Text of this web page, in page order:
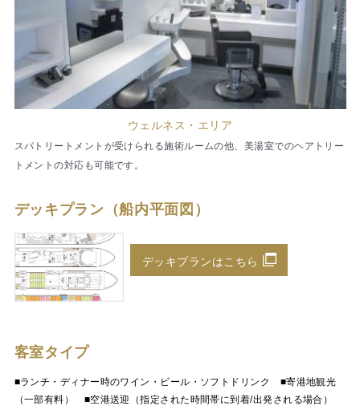
ウェルネス・エリア
スパトリートメントが受けられる施術ルームの他、美湯室でのヘアトリー
トメントの対応も可能です。
デッキプラン（船内平面図）
デッキプランはこちら
客室タイプ
■ランチ・ディナー時のワイン・ビール・ソフトドリンク ■寄港地観光
（一部有料） ■空港送迎（指定された時間帯に到着/出発される場合）